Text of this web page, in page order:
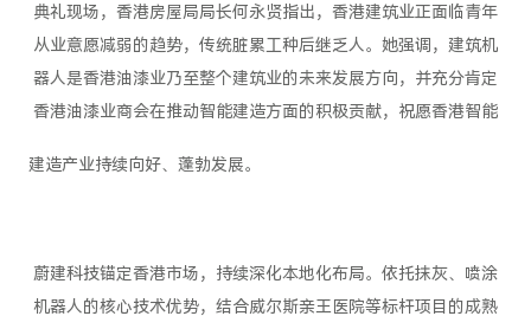
典礼现场，香港房屋局局长何永贤指出，香港建筑业正面临青年
从业意愿减弱的趋势，传统脏累工种后继乏人。她强调，建筑机
器人是香港油漆业乃至整个建筑业的未来发展方向，并充分肯定
香港油漆业商会在推动智能建造方面的积极贡献，祝愿香港智能
建造产业持续向好、蓬勃发展。
蔚建科技锚定香港市场，持续深化本地化布局。依托抹灰、喷涂
机器人的核心技术优势，结合威尔斯亲王医院等标杆项目的成熟